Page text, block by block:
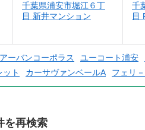
千葉県浦安市堀江６丁
目 新井マンション
千
目
アーバンコーポラス ユーコート浦安
ット カーサヴァンベールA フェリ
を再検索